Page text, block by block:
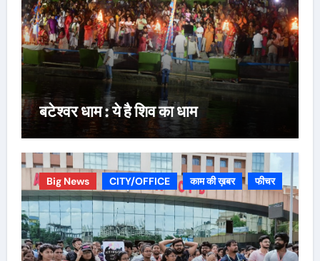
बटेश्वर धाम : ये है शिव का धाम
Big News CITY/OFFICE काम की ख़बर फीचर